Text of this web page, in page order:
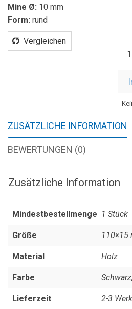
Mine Ø: 10 mm
Form: rund
Vergleichen
ZUSÄTZLICHE INFORMATION
BEWERTUNGEN (0)
Zusätzliche Information
Mindestbestellmenge 1 Stück
Größe 110×15
Material Holz
Farbe
Lieferzeit 2-3